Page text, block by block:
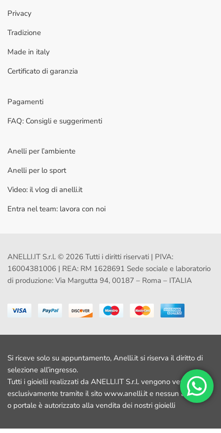
Privacy
Tradizione
Made in italy
Certificato di garanzia
Pagamenti
FAQ: Consigli e suggerimenti
Anelli per l’ambiente
Anelli per lo sport
Video: il vlog di anelli.it
Entra nel team: lavora con noi
ANELLI.IT S.r.l. © 2026 Tutti i diritti riservati | PIVA:
16004381006 | REA: RM 1628691 Sede sociale e laboratorio
di produzione: Via Margutta 94, 00187 – Roma – ITALIA
Si riceve solo su appuntamento, Anelli.it si riserva il diritto di
selezione all’ingresso.
Tutti i gioielli realizzati da ANELLI.IT S.r.l. vengono venduti
esclusivamente tramite il sito www.anelli.it e nessun altro sito
o portale è autorizzato alla vendita dei nostri gioielli